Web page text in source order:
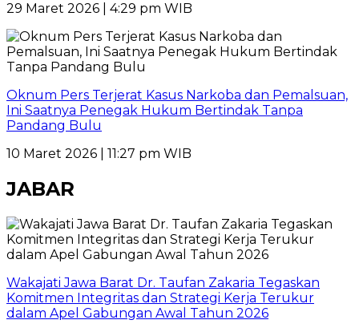
29 Maret 2026 | 4:29 pm WIB
Oknum Pers Terjerat Kasus Narkoba dan Pemalsuan,
Ini Saatnya Penegak Hukum Bertindak Tanpa
Pandang Bulu
10 Maret 2026 | 11:27 pm WIB
JABAR
Wakajati Jawa Barat Dr. Taufan Zakaria Tegaskan
Komitmen Integritas dan Strategi Kerja Terukur
dalam Apel Gabungan Awal Tahun 2026